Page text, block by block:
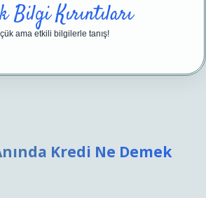
Bilgi Kırıntıları
ama etkili bilgilerle tanış!
Kredi Ne Demek